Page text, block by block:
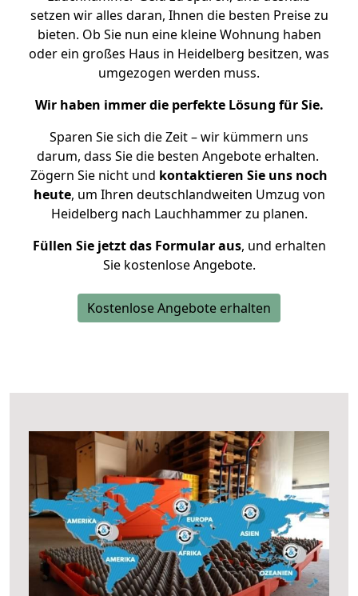
setzen wir alles daran, Ihnen die besten Preise zu
bieten. Ob Sie nun eine kleine Wohnung haben
oder ein großes Haus in Heidelberg besitzen, was
umgezogen werden muss.
Wir haben immer die perfekte Lösung für Sie.
Sparen Sie sich die Zeit – wir kümmern uns
darum, dass Sie die besten Angebote erhalten.
Zögern Sie nicht und kontaktieren Sie uns noch
heute, um Ihren deutschlandweiten Umzug von
Heidelberg nach Lauchhammer zu planen.
Füllen Sie jetzt das Formular aus, und erhalten
Sie kostenlose Angebote.
Kostenlose Angebote erhalten